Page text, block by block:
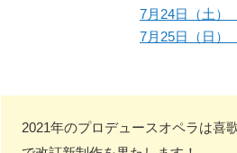
7月24日（土
7月25日（日
2021年のプロデュースオペラは喜